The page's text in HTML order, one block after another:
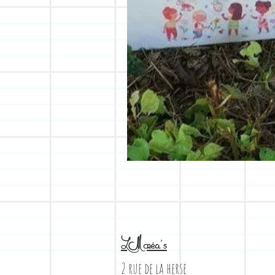
LM créa's
2 rue de la herse